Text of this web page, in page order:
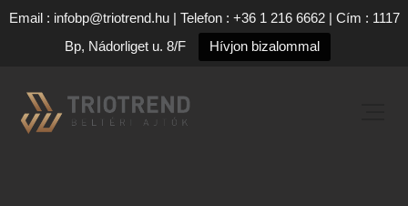
Email : infobp@triotrend.hu | Telefon : +36 1 216 6662 | Cím : 1117
Bp, Nádorliget u. 8/F
Hívjon bizalommal